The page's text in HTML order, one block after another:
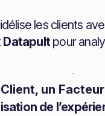
les clients
Datapultpour
un
de